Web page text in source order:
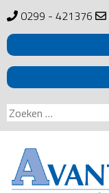
0299 - 421376
Zoeken
naar: